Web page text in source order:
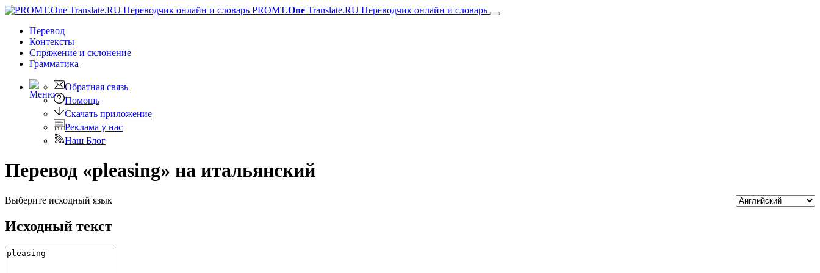
PROMT.One Translate.RU Переводчик онлайн и словарь
Перевод
Контексты
Спряжение и склонение
Грамматика
Обратная связь
Помощь
Скачать приложение
Реклама у нас
Наш Блог
Перевод «pleasing» на итальянский
Выберите исходный язык
Исходный текст